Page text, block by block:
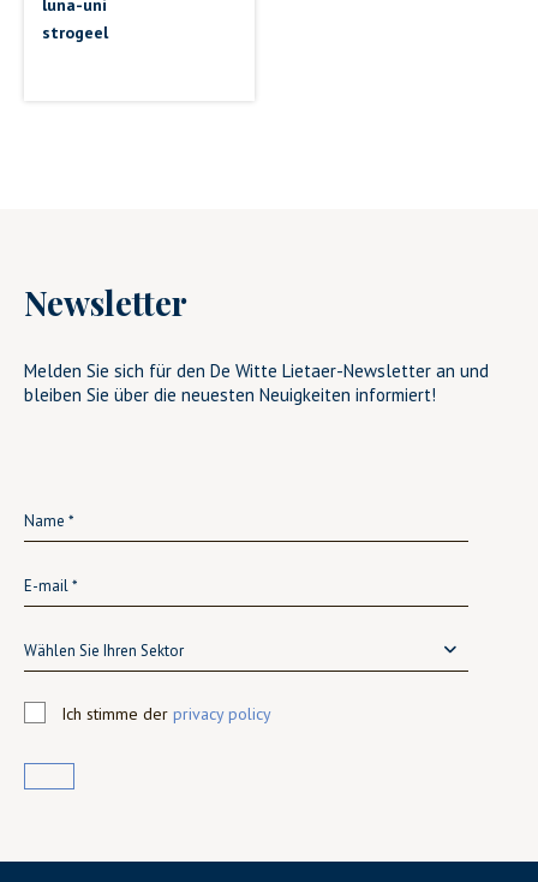
luna-uni
strogeel
Newsletter
Melden Sie sich für den De Witte Lietaer-Newsletter an und
bleiben Sie über die neuesten Neuigkeiten informiert!
Wählen Sie Ihren Sektor
Ich stimme der privacy policy